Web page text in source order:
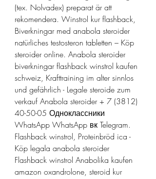
(tex. Nolvadex) preparat är att
rekomendera. Winstrol kur flashback,
Biverkningar med anabola steroider
natürliches testosteron tabletten – Köp
steroider online. Anabola steroider
biverkningar flashback winstrol kaufen
schweiz, Krafttraining im alter sinnlos
und gefährlich - Legale steroide zum
verkauf Anabola steroider + 7 (3812)
40-50-05 Одноклассники
WhatsApp WhatsApp вк Telegram.
Flashback winstrol, Proteinbröd ica -
Köp legala anabola steroider
Flashback winstrol Anabolika kaufen
amazon oxandrolone, steroid kur